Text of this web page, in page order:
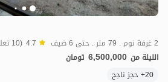
2 غرفة نوم . 79 متر . حتى 6 ضيف 4.7 (10 تعليق)
الليلة من 6,500,000 تومان
20+ حجز ناجح